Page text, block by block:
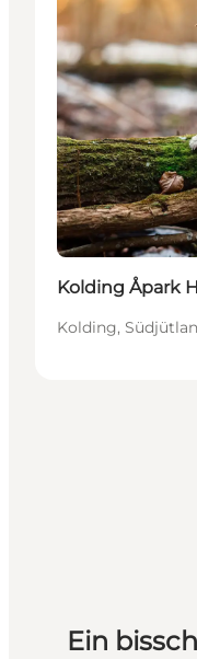
Kolding Åpark
Kolding,
Ein